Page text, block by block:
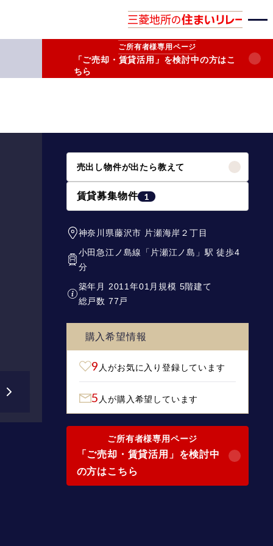
ご所有者様専用ページ
「ご売却・賃貸活用」を検討中の方はこ
ちら
売出し物件が出たら教えて
賃貸募集物件 1
神奈川県藤沢市 片瀬海岸２丁目
小田急江ノ島線
「 片瀬江ノ島 」駅 徒歩4
分
築年月 2011年01月規模 5階建て
総戸数 77戸
購入希望情報
9 人がお気に入り登録しています
5 人が購入希望しています
ご所有者様専用ページ
「ご売却・賃貸活用」を検討中
の方はこちら